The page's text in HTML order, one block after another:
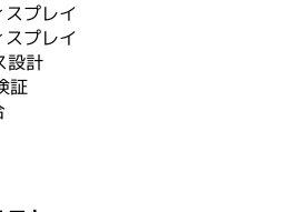
プレイ
プレイ
設計
証